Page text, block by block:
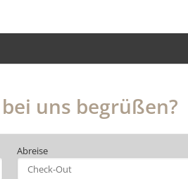
uns begrüßen?
Abreise